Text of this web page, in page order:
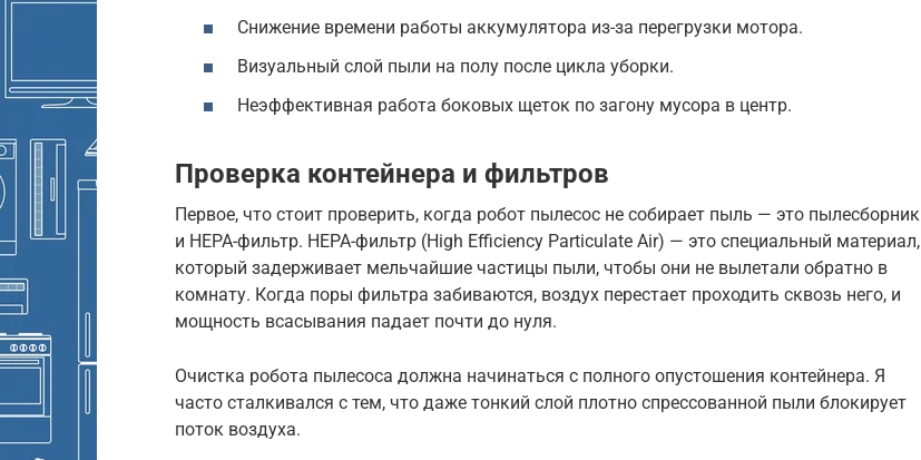
Снижение времени работы аккумулятора из-за перегрузки мотора.
Визуальный слой пыли на полу после цикла уборки.
Неэффективная работа боковых щеток по загону мусора в центр.
Проверка контейнера и фильтров
Первое, что стоит проверить, когда робот пылесос не собирает пыль — это пылесборник
и HEPA-фильтр. HEPA-фильтр (High Efficiency Particulate Air) — это специальный материал,
который задерживает мельчайшие частицы пыли, чтобы они не вылетали обратно в
комнату. Когда поры фильтра забиваются, воздух перестает проходить сквозь него, и
мощность всасывания падает почти до нуля.
Очистка робота пылесоса должна начинаться с полного опустошения контейнера. Я
часто сталкивался с тем, что даже тонкий слой плотно спрессованной пыли блокирует
поток воздуха.